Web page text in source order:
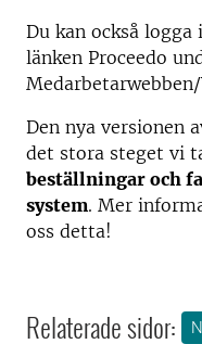
Du kan också
länken Proceedo
Den nya versionen
det stora steget vi
beställningar och
system. Mer
oss detta!
Relaterade sidor: